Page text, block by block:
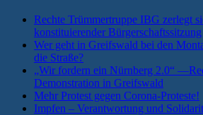
Rechte Trümmertruppe IBG zerlegt
konstituierender Bürgerschaftssitzung
Wer geht in Greifswald bei den
die Straße?
„Wir fordern ein Nürnberg 2.0“
Demonstration in Greifswald
Mehr Protest gegen Corona-Proteste!
Impfen – Verantwortung und